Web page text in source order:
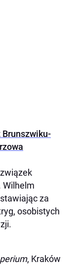
Brunszwiku-
Wilhelm
za
osobistych
, Kraków